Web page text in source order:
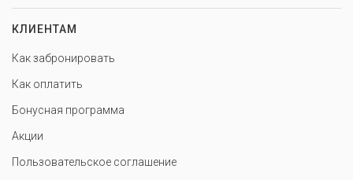
КЛИЕНТАМ
Как забронировать
Как оплатить
Бонусная программа
Акции
Пользовательское соглашение